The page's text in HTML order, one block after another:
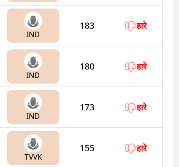
IND
183 हारे
IND
180 हारे
IND
173 हारे
TVVK
155 हारे